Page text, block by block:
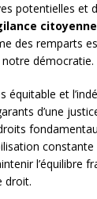
potentielles et
citoyenne
des remparts
démocratie.
équitable et
d’une
l’équilibre
droit.